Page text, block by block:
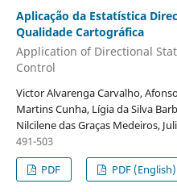
Aplicação da Estatística
Qualidade Cartográfica
Application of Directional
Control
Victor Alvarenga Carvalho,
Martins Cunha, Lígia da Silva
Nilcilene das Graças Medeiros,
491-503
PDF
PDF (English)